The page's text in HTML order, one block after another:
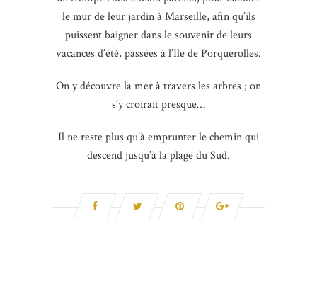
le mur de leur jardin à Marseille, afin qu’ils
puissent baigner dans le souvenir de leurs
vacances d’été, passées à l’Ile de Porquerolles.
On y découvre la mer à travers les arbres ; on
s’y croirait presque…
Il ne reste plus qu’à emprunter le chemin qui
descend jusqu’à la plage du Sud.